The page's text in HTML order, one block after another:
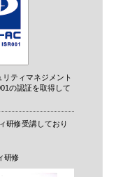
ティマネジメント
の認証を取得して
研修受講しており
研修